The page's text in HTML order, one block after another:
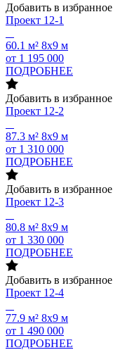
Добавить в избранное
Проект 12-1
60.1 м² 8х9 м
от 1 195 000
ПОДРОБНЕЕ
Добавить в избранное
Проект 12-2
87.3 м² 8х9 м
от 1 310 000
ПОДРОБНЕЕ
Добавить в избранное
Проект 12-3
80.8 м² 8х9 м
от 1 330 000
ПОДРОБНЕЕ
Добавить в избранное
Проект 12-4
77.9 м² 8х9 м
от 1 490 000
ПОДРОБНЕЕ